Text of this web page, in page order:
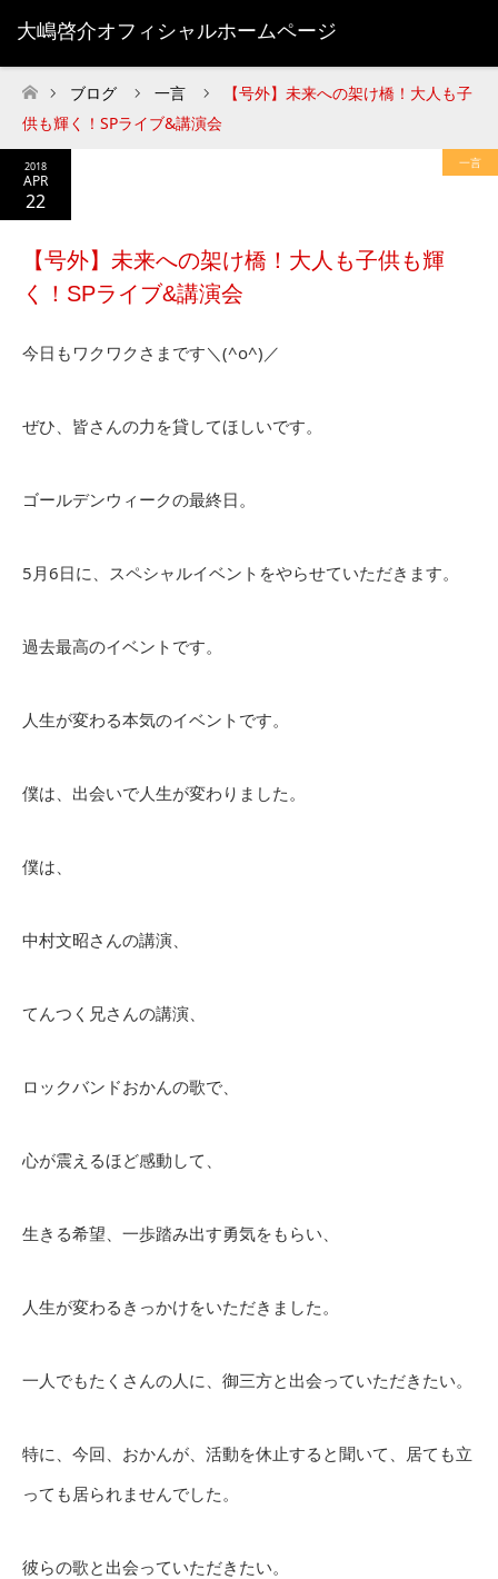
大嶋啓介オフィシャルホームページ
ホーム
ブログ 一言
【号外】未来への架け橋！大人も子
供も輝く！SPライブ&講演会
2018
APR
22
一言
【号外】未来への架け橋！大人も子供も輝
く！SPライブ&講演会
今日もワクワクさまです＼(^o^)／
ぜひ、皆さんの力を貸してほしいです。
ゴールデンウィークの最終日。
5月6日に、スペシャルイベントをやらせていただきます。
過去最高のイベントです。
人生が変わる本気のイベントです。
僕は、出会いで人生が変わりました。
僕は、
中村文昭さんの講演、
てんつく兄さんの講演、
ロックバンドおかんの歌で、
心が震えるほど感動して、
生きる希望、一歩踏み出す勇気をもらい、
人生が変わるきっかけをいただきました。
一人でもたくさんの人に、御三方と出会っていただきたい。
特に、今回、おかんが、活動を休止すると聞いて、居ても立
っても居られませんでした。
彼らの歌と出会っていただきたい。